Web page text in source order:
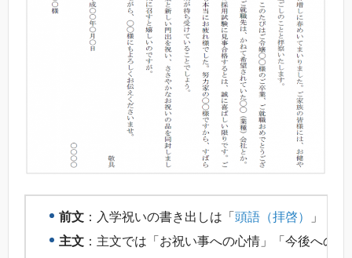
前文 ：入学祝いの書き出しは「 頭語（拝啓） 」「
主文 ：主文では「お祝い事への心情」「今後への